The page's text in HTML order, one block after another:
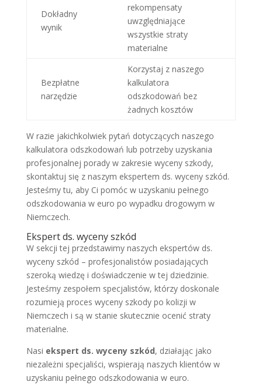
Dokładny
wynik
rekompensaty
uwzględniające
wszystkie straty
materialne
Bezpłatne
narzędzie
Korzystaj z naszego
kalkulatora
odszkodowań bez
żadnych kosztów
W razie jakichkolwiek pytań dotyczących naszego
kalkulatora odszkodowań lub potrzeby uzyskania
profesjonalnej porady w zakresie wyceny szkody,
skontaktuj się z naszym ekspertem ds. wyceny szkód.
Jesteśmy tu, aby Ci pomóc w uzyskaniu pełnego
odszkodowania w euro po wypadku drogowym w
Niemczech.
Ekspert ds. wyceny szkód
W sekcji tej przedstawimy naszych ekspertów ds.
wyceny szkód – profesjonalistów posiadających
szeroką wiedzę i doświadczenie w tej dziedzinie.
Jesteśmy zespołem specjalistów, którzy doskonale
rozumieją proces wyceny szkody po kolizji w
Niemczech i są w stanie skutecznie ocenić straty
materialne.
Nasi ekspert ds. wyceny szkód, działając jako
niezależni specjaliści, wspierają naszych klientów w
uzyskaniu pełnego odszkodowania w euro.